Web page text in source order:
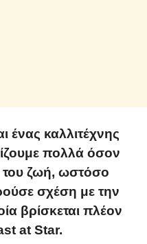
ένας καλλιτέχνης
πολλά όσον
ζωή, ωστόσο
σχέση με την
βρίσκεται πλέον
at Star.